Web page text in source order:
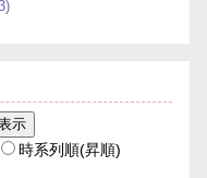
時系列順(昇順)